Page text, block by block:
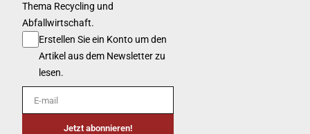
Thema Recycling und
Abfallwirtschaft.
Erstellen Sie ein Konto um den
Artikel aus dem Newsletter zu
lesen.
E-mail
Jetzt abonnieren!